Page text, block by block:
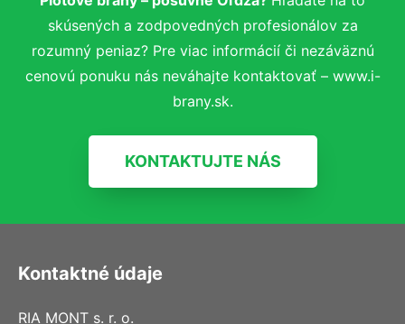
skúsených a zodpovedných profesionálov za
rozumný peniaz? Pre viac informácií či nezáväznú
cenovú ponuku nás neváhajte kontaktovať – www.i-
brany.sk.
KONTAKTUJTE NÁS
Kontaktné údaje
RIA MONT s. r. o.